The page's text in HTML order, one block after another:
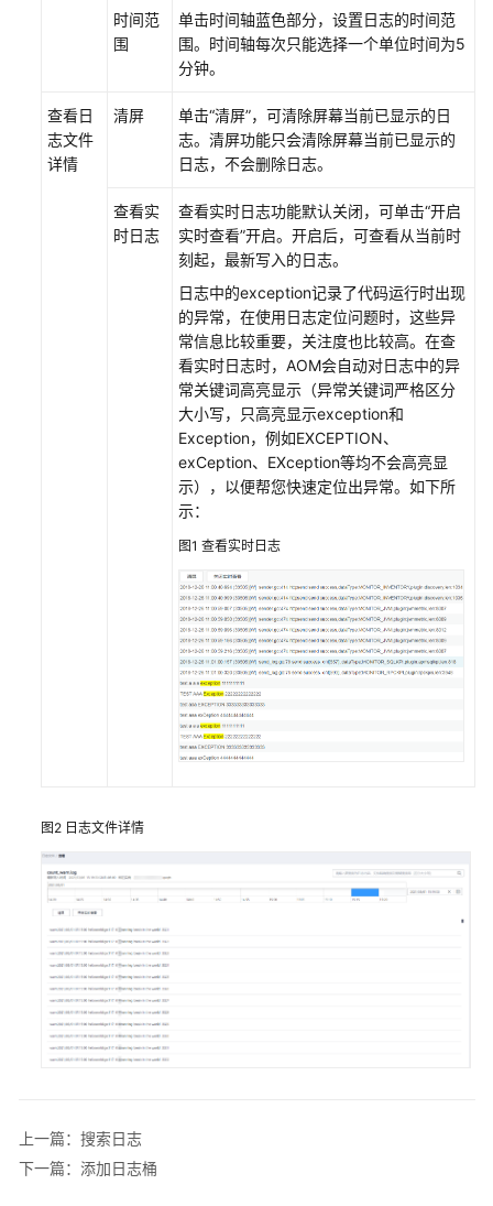
践
API
（1.0）
快
速
入
门
（1.0）
用
户
（1.0）
时间范
围
单击时间轴蓝色部分，设置日志的时间范
围。时间轴每次只能选择一个单位时间为5
分钟。
查看日
志文件
详情
清屏
单击“清屏”，可清除屏幕当前已显示的日
志。清屏功能只会清除屏幕当前已显示的
日志，不会删除日志。
查看实
时日志
查看实时日志功能默认关闭，可单击“开启
实时查看”开启。开启后，可查看从当前时
刻起，最新写入的日志。
日志中的exception记录了代码运行时出现
的异常，在使用日志定位问题时，这些异
常信息比较重要，关注度也比较高。在查
看实时日志时，AOM会自动对日志中的异
常关键词高亮显示（异常关键词严格区分
大小写，只高亮显示exception和
Exception，例如EXCEPTION、
exCeption、EXception等均不会高亮显
示），以便帮您快速定位出异常。如下所
示：
图1 查看实时日志
图2 日志文件详情
上一篇：搜索日志
下一篇：添加日志桶